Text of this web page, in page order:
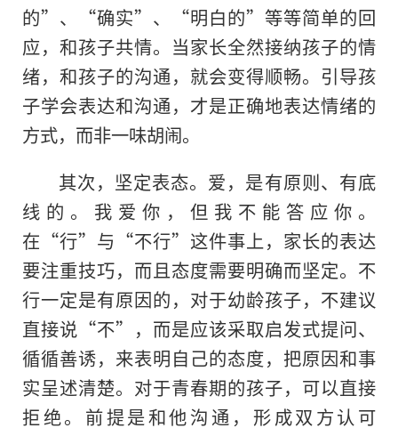
的”、“确实”、“明白的”等等简单的回
应，和孩子共情。当家长全然接纳孩子的情
绪，和孩子的沟通，就会变得顺畅。引导孩
子学会表达和沟通，才是正确地表达情绪的
方式，而非一味胡闹。
其次，坚定表态。爱，是有原则、有底
线的。我爱你，但我不能答应你。
在“行”与“不行”这件事上，家长的表达
要注重技巧，而且态度需要明确而坚定。不
行一定是有原因的，对于幼龄孩子，不建议
直接说“不”，而是应该采取启发式提问、
循循善诱，来表明自己的态度，把原因和事
实呈述清楚。对于青春期的孩子，可以直接
拒绝。前提是和他沟通，形成双方认可